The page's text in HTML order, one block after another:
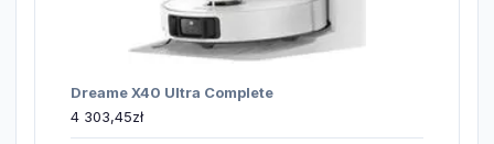
Dreame X40 Ultra Complete
4 303,45zł